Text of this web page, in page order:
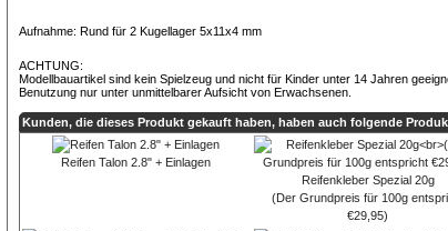
Aufnahme: Rund für 2 Kugellager 5x11x4 mm
ACHTUNG:
Modellbauartikel sind kein Spielzeug und nicht für Kinder unter 14 Jahren
Benutzung nur unter unmittelbarer Aufsicht von Erwachsenen.
Kunden, die dieses Produkt gekauft haben, haben auch folgende
Reifen Talon 2.8" + Einlagen
Reifenkleber Spezial 20g
(Der Grundpreis für 100g
€29,95)